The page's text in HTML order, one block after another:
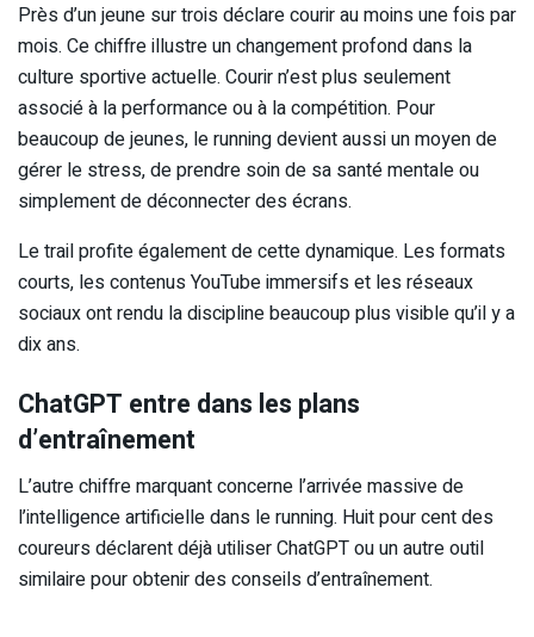
Près d’un jeune sur trois déclare courir au moins une fois par
mois. Ce chiffre illustre un changement profond dans la
culture sportive actuelle. Courir n’est plus seulement
associé à la performance ou à la compétition. Pour
beaucoup de jeunes, le running devient aussi un moyen de
gérer le stress, de prendre soin de sa santé mentale ou
simplement de déconnecter des écrans.
Le trail profite également de cette dynamique. Les formats
courts, les contenus YouTube immersifs et les réseaux
sociaux ont rendu la discipline beaucoup plus visible qu’il y a
dix ans.
ChatGPT entre dans les plans
d’entraînement
L’autre chiffre marquant concerne l’arrivée massive de
l’intelligence artificielle dans le running. Huit pour cent des
coureurs déclarent déjà utiliser ChatGPT ou un autre outil
similaire pour obtenir des conseils d’entraînement.